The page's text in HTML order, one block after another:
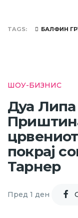
TAGS БАЛФИН
ШОУ-БИЗНИС
Дуа
покрај
Тарнер
Пред 1 ден